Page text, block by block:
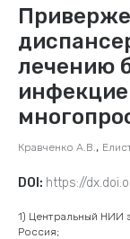
лечению
1) Центральный НИИ
Россия;
DOI: https://
Кравченко А.В.,